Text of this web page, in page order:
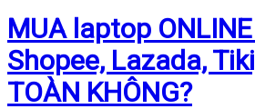
MUA laptop
Shopee, Lazada,
TOÀN KHÔNG?